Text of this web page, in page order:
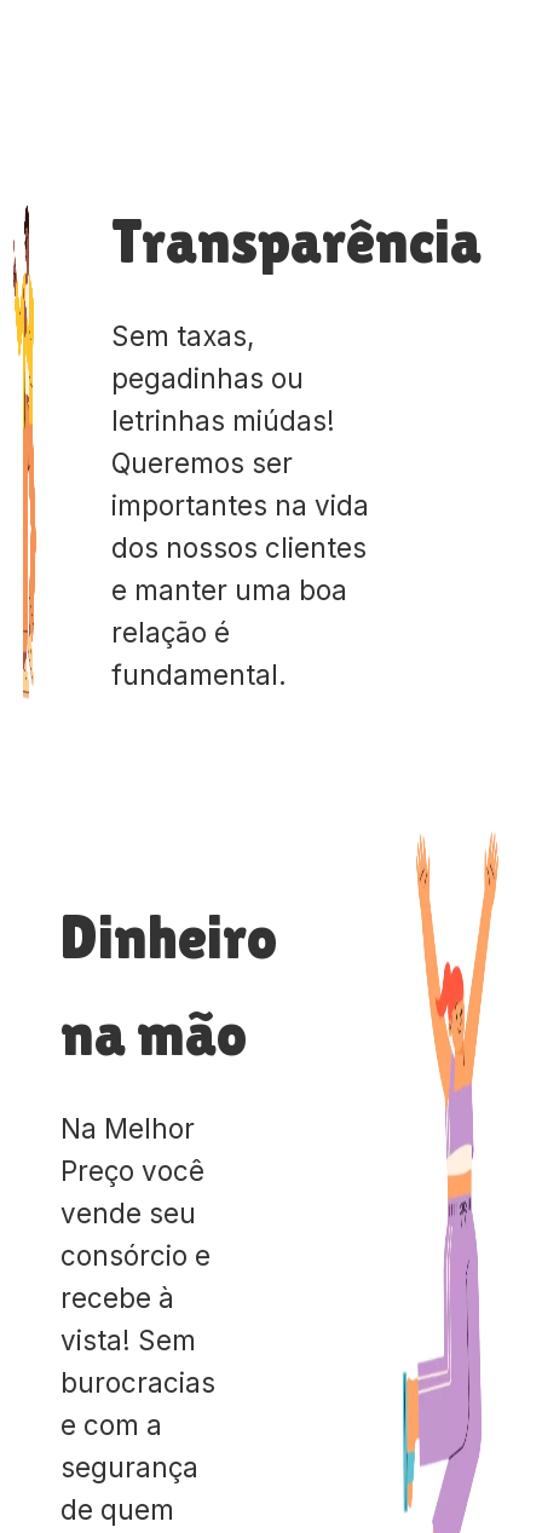
Transparência
Sem taxas,
pegadinhas ou
letrinhas miúdas!
Queremos ser
importantes na vida
dos nossos clientes
e manter uma boa
relação é
fundamental.
Dinheiro
na mão
Na Melhor
Preço você
vende seu
consórcio e
recebe à
vista! Sem
burocracias
e com a
segurança
de quem